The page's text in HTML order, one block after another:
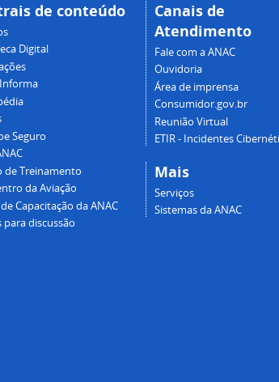
de conteúdo
Digital
Seguro
de Treinamento
da Aviação
Capacitação da ANAC
para discussão
Canais de
Atendimento
Fale com a ANAC
Ouvidoria
Área de imprensa
Consumidor.gov.br
Reunião Virtual
ETIR - Incidentes
Mais
Serviços
Sistemas da ANAC